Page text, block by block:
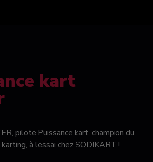
kart
pilote Puissance kart, champion du
à l’essai chez SODIKART !